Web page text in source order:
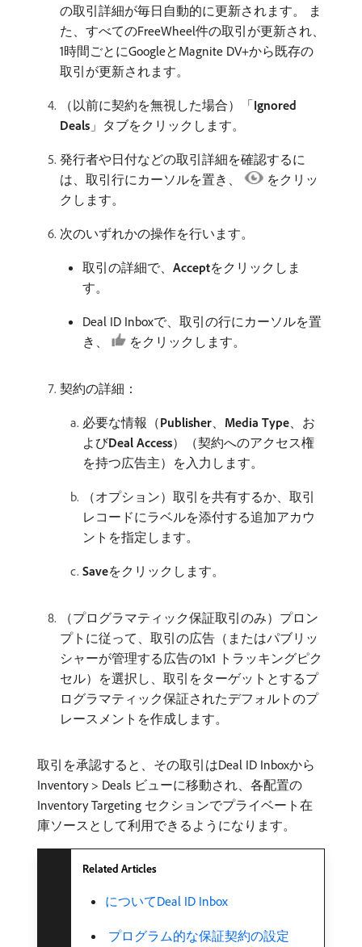
の取引詳細が毎日自動的に更新されます。 ま
た、すべてのFreeWheel件の取引が更新され、
1時間ごとにGoogleとMagnite DV+から既存の
取引が更新されます。
（以前に契約を無視した場合）「Ignored
Deals 」タブをクリックします。
発行者や日付などの取引詳細を確認するに
は、取引行にカーソルを置き、
をクリッ
クします。
次のいずれかの操作を行います。
取引の詳細で、 Accept​をクリックしま
す。
Deal ID Inboxで、取引の行にカーソルを置
き、
をクリックします。
契約の詳細：
必要な情報（Publisher、 Media Type、お
よび​Deal Access）（契約へのアクセス権
を持つ広告主）を入力します。
（オプション）取引を共有するか、取引
レコードにラベルを添付する追加アカウ
ントを指定します。
Save​をクリックします。
（プログラマティック保証取引のみ）プロン
プトに従って、取引の広告（またはパブリッ
シャーが管理する広告の1x1 トラッキングピク
セル）を選択し、取引をターゲットとするプ
ログラマティック保証されたデフォルトのプ
レースメントを作成します。
取引を承認すると、その取引はDeal ID Inboxから
Inventory > Deals ビューに移動され、各配置の
Inventory Targeting セクションでプライベート在
庫ソースとして利用できるようになります。
Related Articles
についてDeal ID Inbox
​ プログラム的な保証契約の設定